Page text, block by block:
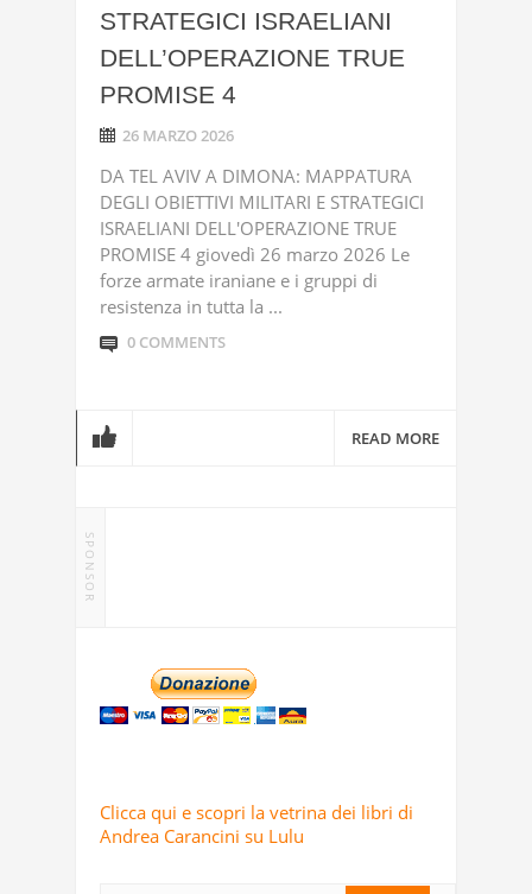
STRATEGICI ISRAELIANI
DELL’OPERAZIONE TRUE
PROMISE 4
26 MARZO 2026
DA TEL AVIV A DIMONA: MAPPATURA
DEGLI OBIETTIVI MILITARI E STRATEGICI
ISRAELIANI DELL'OPERAZIONE TRUE
PROMISE 4 giovedì 26 marzo 2026 Le
forze armate iraniane e i gruppi di
resistenza in tutta la ...
0 COMMENTS
READ MORE
SPONSOR
Clicca qui e scopri la vetrina dei libri di
Andrea Carancini su Lulu